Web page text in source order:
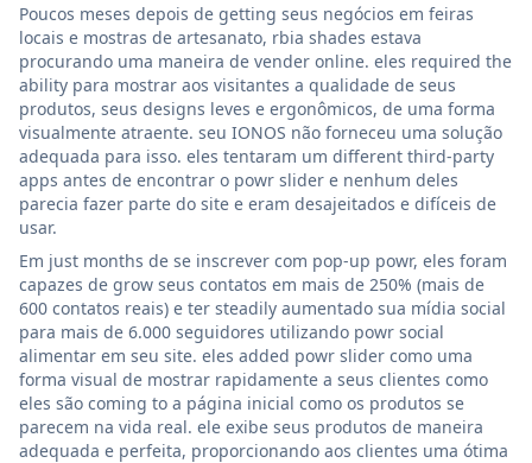
Poucos meses depois de getting seus negócios em feiras
locais e mostras de artesanato, rbia shades estava
procurando uma maneira de vender online. eles required the
ability para mostrar aos visitantes a qualidade de seus
produtos, seus designs leves e ergonômicos, de uma forma
visualmente atraente. seu IONOS não forneceu uma solução
adequada para isso. eles tentaram um different third-party
apps antes de encontrar o powr slider e nenhum deles
parecia fazer parte do site e eram desajeitados e difíceis de
usar.
Em just months de se inscrever com pop-up powr, eles foram
capazes de grow seus contatos em mais de 250% (mais de
600 contatos reais) e ter steadily aumentado sua mídia social
para mais de 6.000 seguidores utilizando powr social
alimentar em seu site. eles added powr slider como uma
forma visual de mostrar rapidamente a seus clientes como
eles são coming to a página inicial como os produtos se
parecem na vida real. ele exibe seus produtos de maneira
adequada e perfeita, proporcionando aos clientes uma ótima